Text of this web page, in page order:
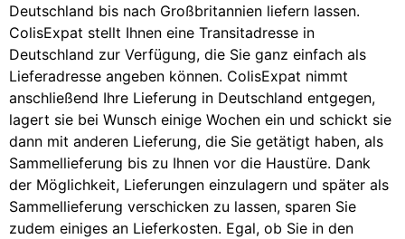
Deutschland bis nach Großbritannien liefern lassen.
ColisExpat stellt Ihnen eine Transitadresse in
Deutschland zur Verfügung, die Sie ganz einfach als
Lieferadresse angeben können. ColisExpat nimmt
anschließend Ihre Lieferung in Deutschland entgegen,
lagert sie bei Wunsch einige Wochen ein und schickt sie
dann mit anderen Lieferung, die Sie getätigt haben, als
Sammellieferung bis zu Ihnen vor die Haustüre. Dank
der Möglichkeit, Lieferungen einzulagern und später als
Sammellieferung verschicken zu lassen, sparen Sie
zudem einiges an Lieferkosten. Egal, ob Sie in den